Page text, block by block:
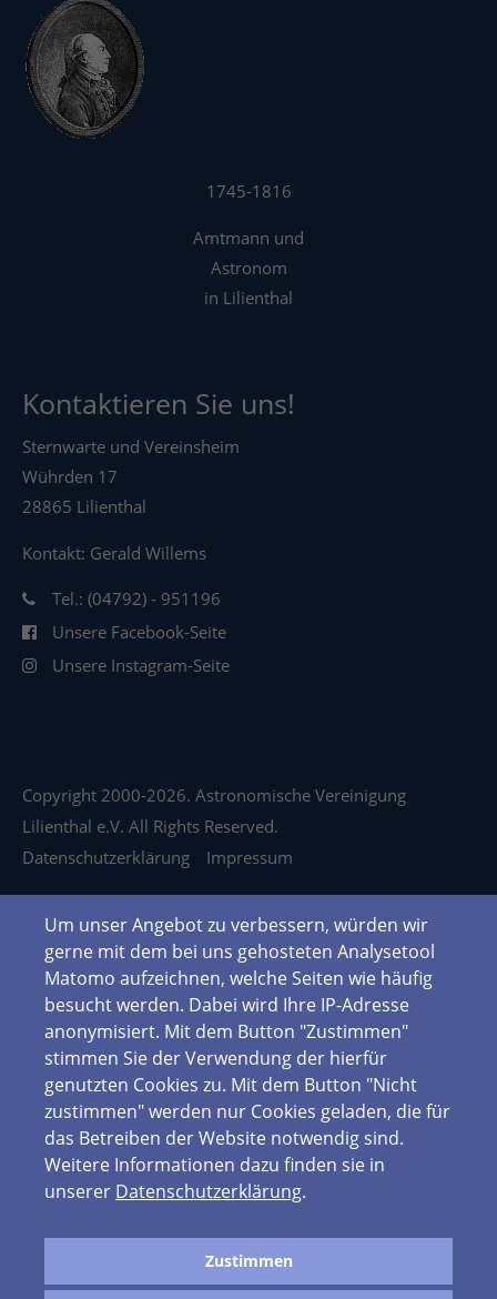
1745-1816
Amtmann und
Astronom
in Lilienthal
Kontaktieren Sie uns!
Sternwarte und Vereinsheim
Wührden 17
28865 Lilienthal
Kontakt: Gerald Willems
Tel.: (04792) - 951196
Unsere Facebook-Seite
Unsere Instagram-Seite
Copyright 2000-2026. Astronomische Vereinigung
Lilienthal e.V. All Rights Reserved.
Datenschutzerklärung
Impressum
Um unser Angebot zu verbessern, würden wir
gerne mit dem bei uns gehosteten Analysetool
Matomo aufzeichnen, welche Seiten wie häufig
besucht werden. Dabei wird Ihre IP-Adresse
anonymisiert. Mit dem Button "Zustimmen"
stimmen Sie der Verwendung der hierfür
genutzten Cookies zu. Mit dem Button "Nicht
zustimmen" werden nur Cookies geladen, die für
das Betreiben der Website notwendig sind.
Weitere Informationen dazu finden sie in
unserer Datenschutzerklärung.
Zustimmen